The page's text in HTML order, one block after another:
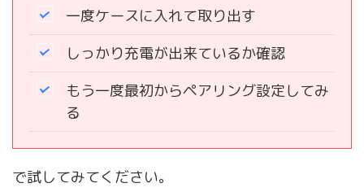
一度ケースに入れて取り出す
しっかり充電が出来ているか確認
もう一度最初からペアリング設定してみ
る
で試してみてください。